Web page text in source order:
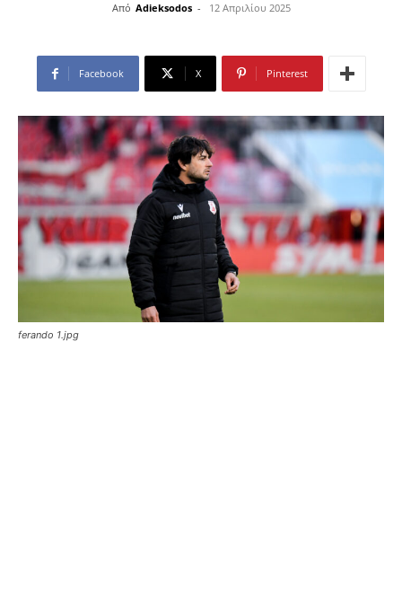
Από Adieksodos - 12 Απριλίου 2025
Facebook X Pinterest
ferando 1.jpg